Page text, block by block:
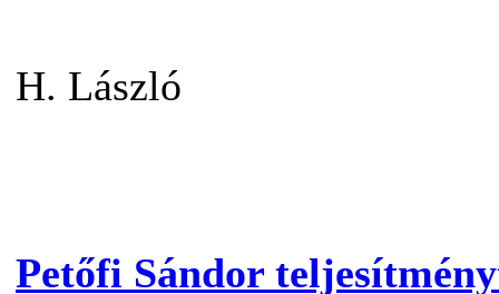
H. László
Petőfi Sándor